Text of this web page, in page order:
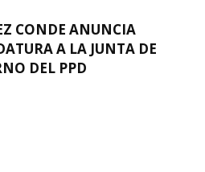
CONDE ANUNCIA
A LA JUNTA DE
DEL PPD